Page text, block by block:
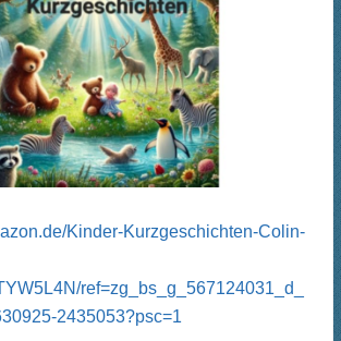
Kinder-Kurzgeschichten-Colin-
ref=zg_bs_g_567124031_d_
2435053?psc=1